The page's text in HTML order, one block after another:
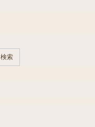
検索